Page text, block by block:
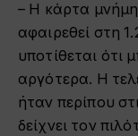
– Η κάρτα
αφαιρεθεί στη
υποτίθεται ότι
αργότερα. Η
ήταν περίπου
δείχνει τον